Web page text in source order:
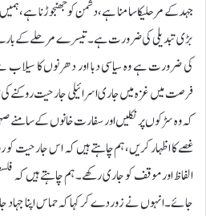
جہد کے مرحلیکا سامنا ہے، دشمن کو جھنجوڑنا ہے،
بڑی تبدیلی کی ضرورت ہے۔تیسرے مرحلے کے
کی ضرورت ہے وہ سیاسی دبا اور دھرنوں کا
فرصت میں غزہ میں جاری اسرائیلی جارحیت روکنے
کہ وہ سڑکوں پر نکلیں اور سفارت خانوں کے سامنے
غصے کا اظہار کریں، ہم چاہتے ہیں کہ اس جارحیت کو
الفاظ اور موقف کو جاری رکھے۔ ہم چاہتے ہیں کہ
جائے۔انہوں نے زور دے کر کہا کہ حماس اپنا جہاد